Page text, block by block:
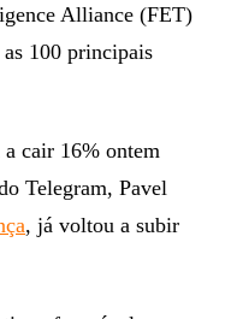
Alliance (FET)
100 principais
a cair 16% ontem
Telegram, Pavel
, já voltou a subir